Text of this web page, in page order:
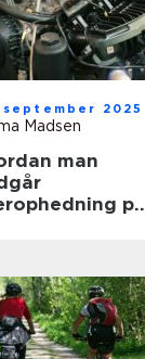
september 2025
Madsen
man
på